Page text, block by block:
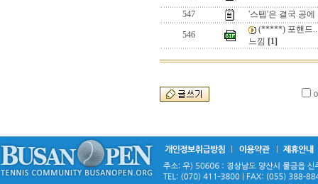
547 '스텝'은 결국 공
546
(*****) 포핸드..
느낌 [1]